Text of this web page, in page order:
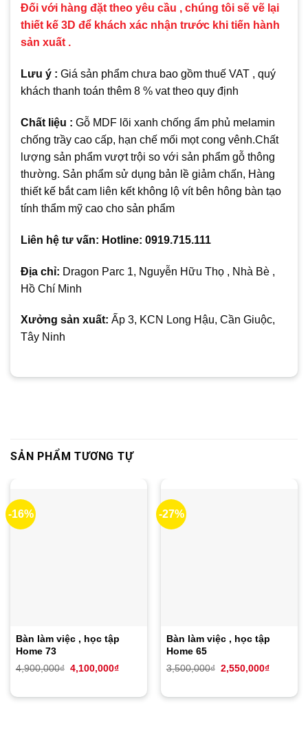
Đối với hàng đặt theo yêu cầu , chúng tôi sẽ vẽ lại
thiết kế 3D để khách xác nhận trước khi tiến hành
sản xuất .
Lưu ý : Giá sản phẩm chưa bao gồm thuế VAT , quý
khách thanh toán thêm 8 % vat theo quy định
Chất liệu : Gỗ MDF lõi xanh chống ẩm phủ melamin
chống trầy cao cấp, hạn chế mối mọt cong vênh.Chất
lượng sản phẩm vượt trội so với sản phẩm gỗ thông
thường. Sản phẩm sử dụng bản lề giảm chấn, Hàng
thiết kế bắt cam liên kết không lộ vít bên hông bàn tạo
tính thẩm mỹ cao cho sản phẩm
Liên hệ tư vấn: Hotline: 0919.715.111
Địa chỉ: Dragon Parc 1, Nguyễn Hữu Thọ , Nhà Bè ,
Hồ Chí Minh
Xưởng sản xuất: Ấp 3, KCN Long Hậu, Cần Giuộc,
Tây Ninh
SẢN PHẨM TƯƠNG TỰ
-16%
Bàn làm việc , học tập
Home 73
4,900,000₫ Giá
4,900,000₫.
4,100,000₫Giá
là:
-27%
Bàn làm việc , học tập
Home 65
3,500,000₫ Giá
3,500,000₫.
2,550,000₫Giá
là: